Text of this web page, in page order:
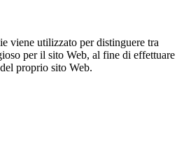
viene utilizzato per distinguere tra
per il sito Web, al fine di effettuare
proprio sito Web.